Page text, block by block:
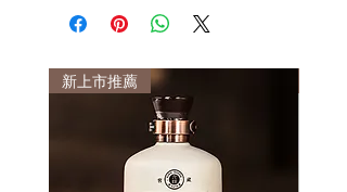
新上市推薦